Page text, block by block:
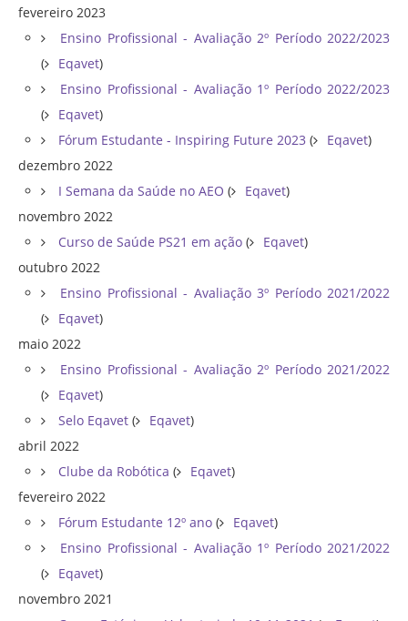
fevereiro 2023
Ensino Profissional - Avaliação 2º Período 2022/2023
(
Eqavet)
Ensino Profissional - Avaliação 1º Período 2022/2023
(
Eqavet)
Fórum Estudante - Inspiring Future 2023 ( Eqavet)
dezembro 2022
I Semana da Saúde no AEO ( Eqavet)
novembro 2022
Curso de Saúde PS21 em ação ( Eqavet)
outubro 2022
Ensino Profissional - Avaliação 3º Período 2021/2022
(
Eqavet)
maio 2022
Ensino Profissional - Avaliação 2º Período 2021/2022
(
Eqavet)
Selo Eqavet ( Eqavet)
abril 2022
Clube da Robótica ( Eqavet)
fevereiro 2022
Fórum Estudante 12º ano ( Eqavet)
Ensino Profissional - Avaliação 1º Período 2021/2022
(
Eqavet)
novembro 2021